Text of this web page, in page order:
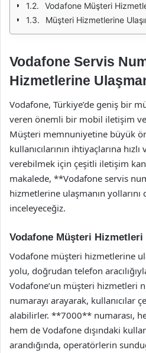
Vodafone Müşteri
Müşteri Hizmetlerine
Vodafone Servis
Hizmetlerine
Vodafone, Türkiye’de geniş bir
veren önemli bir mobil iletişim ve
Müşteri memnuniyetine büyük
kullanıcılarının ihtiyaçlarına
verebilmek için çeşitli iletişim
makalede, **Vodafone servis
hizmetlerine ulaşmanın yollarını
inceleyeceğiz.
Vodafone Müşteri Hizmetleri
Vodafone müşteri hizmetlerine
yolu, doğrudan telefon
Vodafone’un müşteri hizmetleri
numarayı arayarak, kullanıcılar
alabilirler. **7000** numarası,
hem de Vodafone dışındaki
arandığında, operatörlerin